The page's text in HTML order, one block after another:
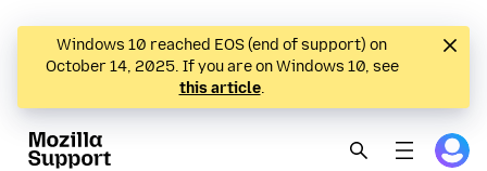
Windows 10 reached EOS (end of support) on
October 14, 2025. If you are on Windows 10, see
this article.